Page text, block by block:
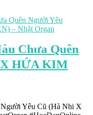
Chưa Quên
X HỨA KIM
Yêu Cũ (Hà Nhi X